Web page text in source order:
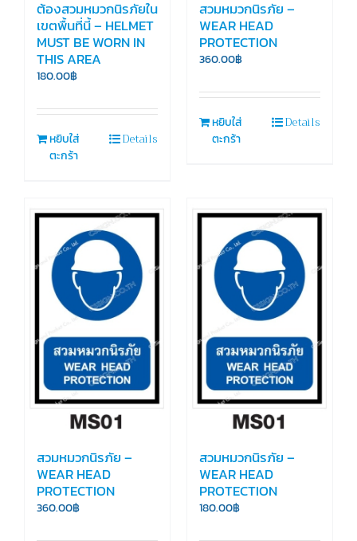
ต้องสวมหมวกนิรภัยใน
เขตพื้นที่นี้ – HELMET
MUST BE WORN IN
THIS AREA
180.00฿
หยิบใส่
ตะกร้า
Details
สวมหมวกนิรภัย –
WEAR HEAD
PROTECTION
360.00฿
หยิบใส่
ตะกร้า
Details
สวมหมวกนิรภัย –
WEAR HEAD
PROTECTION
360.00฿
สวมหมวกนิรภัย –
WEAR HEAD
PROTECTION
180.00฿